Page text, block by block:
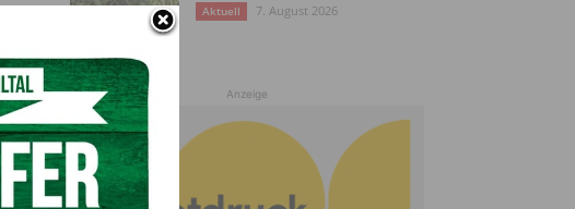
Aktuell 7. August 2026
Anzeige